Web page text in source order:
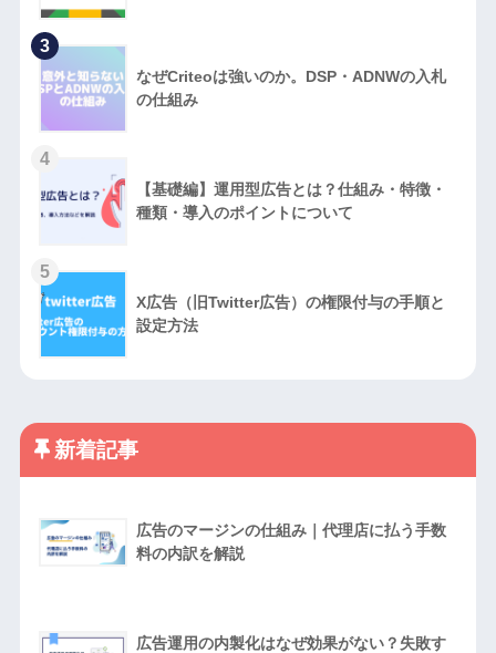
3
なぜCriteoは強いのか。DSP・ADNWの入札
の仕組み
4
【基礎編】運用型広告とは？仕組み・特徴・
種類・導入のポイントについて
5
X広告（旧Twitter広告）の権限付与の手順と
設定方法
新着記事
広告のマージンの仕組み｜代理店に払う手数
料の内訳を解説
広告運用の内製化はなぜ効果がない？失敗す